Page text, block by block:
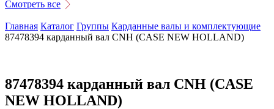
Смотреть все
Главная Каталог Группы Карданные валы и комплектующие
87478394 карданный вал CNH (CASE NEW HOLLAND)
87478394 карданный вал CNH (CASE
NEW HOLLAND)